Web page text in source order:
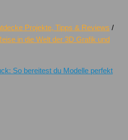
Projekte, Tipps & Reviews /
in die Welt der 3D Grafik und
So bereitest du Modelle perfekt